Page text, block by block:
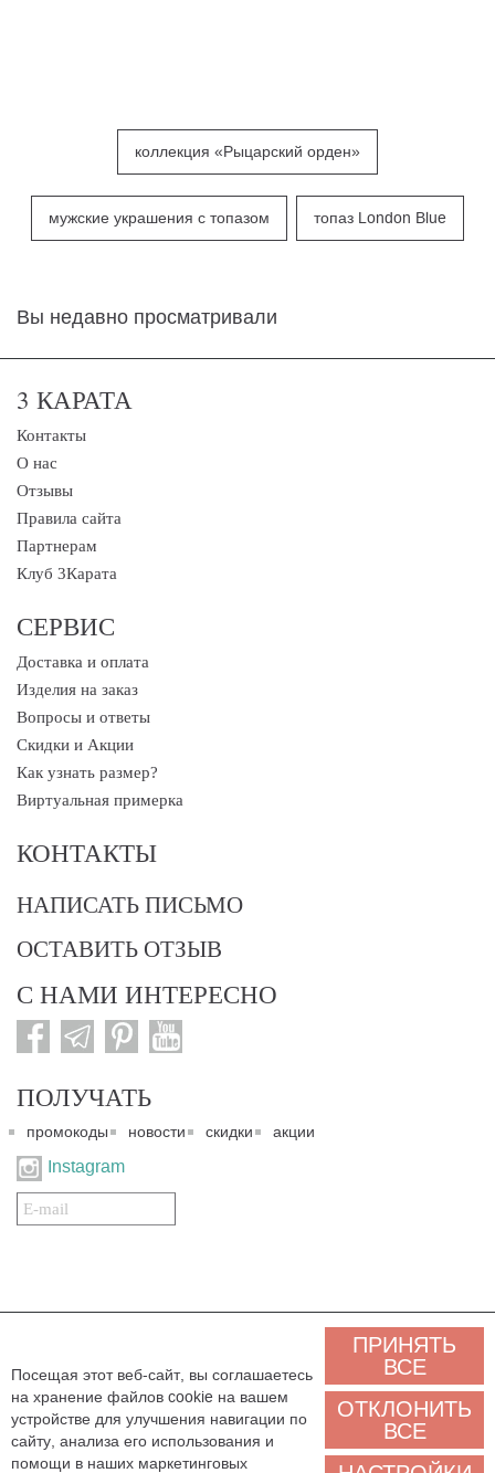
коллекция «Рыцарский орден»
мужские украшения с топазом топаз London Blue
Вы недавно просматривали
3 КАРАТА
Контакты
О нас
Отзывы
Правила сайта
Партнерам
Клуб 3Карата
СЕРВИС
Доставка и оплата
Изделия на заказ
Вопросы и ответы
Скидки и Акции
Как узнать размер?
Виртуальная примерка
КОНТАКТЫ
НАПИСАТЬ ПИСЬМО
ОСТАВИТЬ ОТЗЫВ
С НАМИ ИНТЕРЕСНО
ПОЛУЧАТЬ
промокоды новости скидки акции
Instagram
Подписаться
на
собственностью "3 Карата ТМ" и охраняются Законом об авторском праве действующего
законодательства государства Украина. Этот сайт и его контент может использоваться
сторонними лицами и организациями только для некоммерческих целей. Любая загрузка,
копирование, печать, иное использование материалов данного сайта для некоммерческих целей
должно сопровождаться работающей ссылкой или иным указанием на источник.
Мы обрабатываем персональные данные (cookies, IP-адрес, местоположение), чтобы
Посещая этот веб-сайт, вы соглашаетесь
на хранение файлов cookie на вашем
устройстве для улучшения навигации по
сайту, анализа его использования и
помощи в наших маркетинговых
ПРИНЯТЬ
ВСЕ
ОТКЛОНИТЬ
ВСЕ